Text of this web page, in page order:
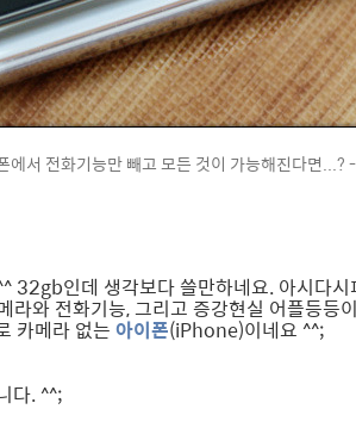
에서 전화기능만 빼고 모든 것이 가능해진다면...? -
32gb인데 생각보다 쓸만하네요. 아시다시
와 전화기능, 그리고 증강현실 어플등등
카메라 없는 아이폰(iPhone)이네요 ^^;
다. ^^;